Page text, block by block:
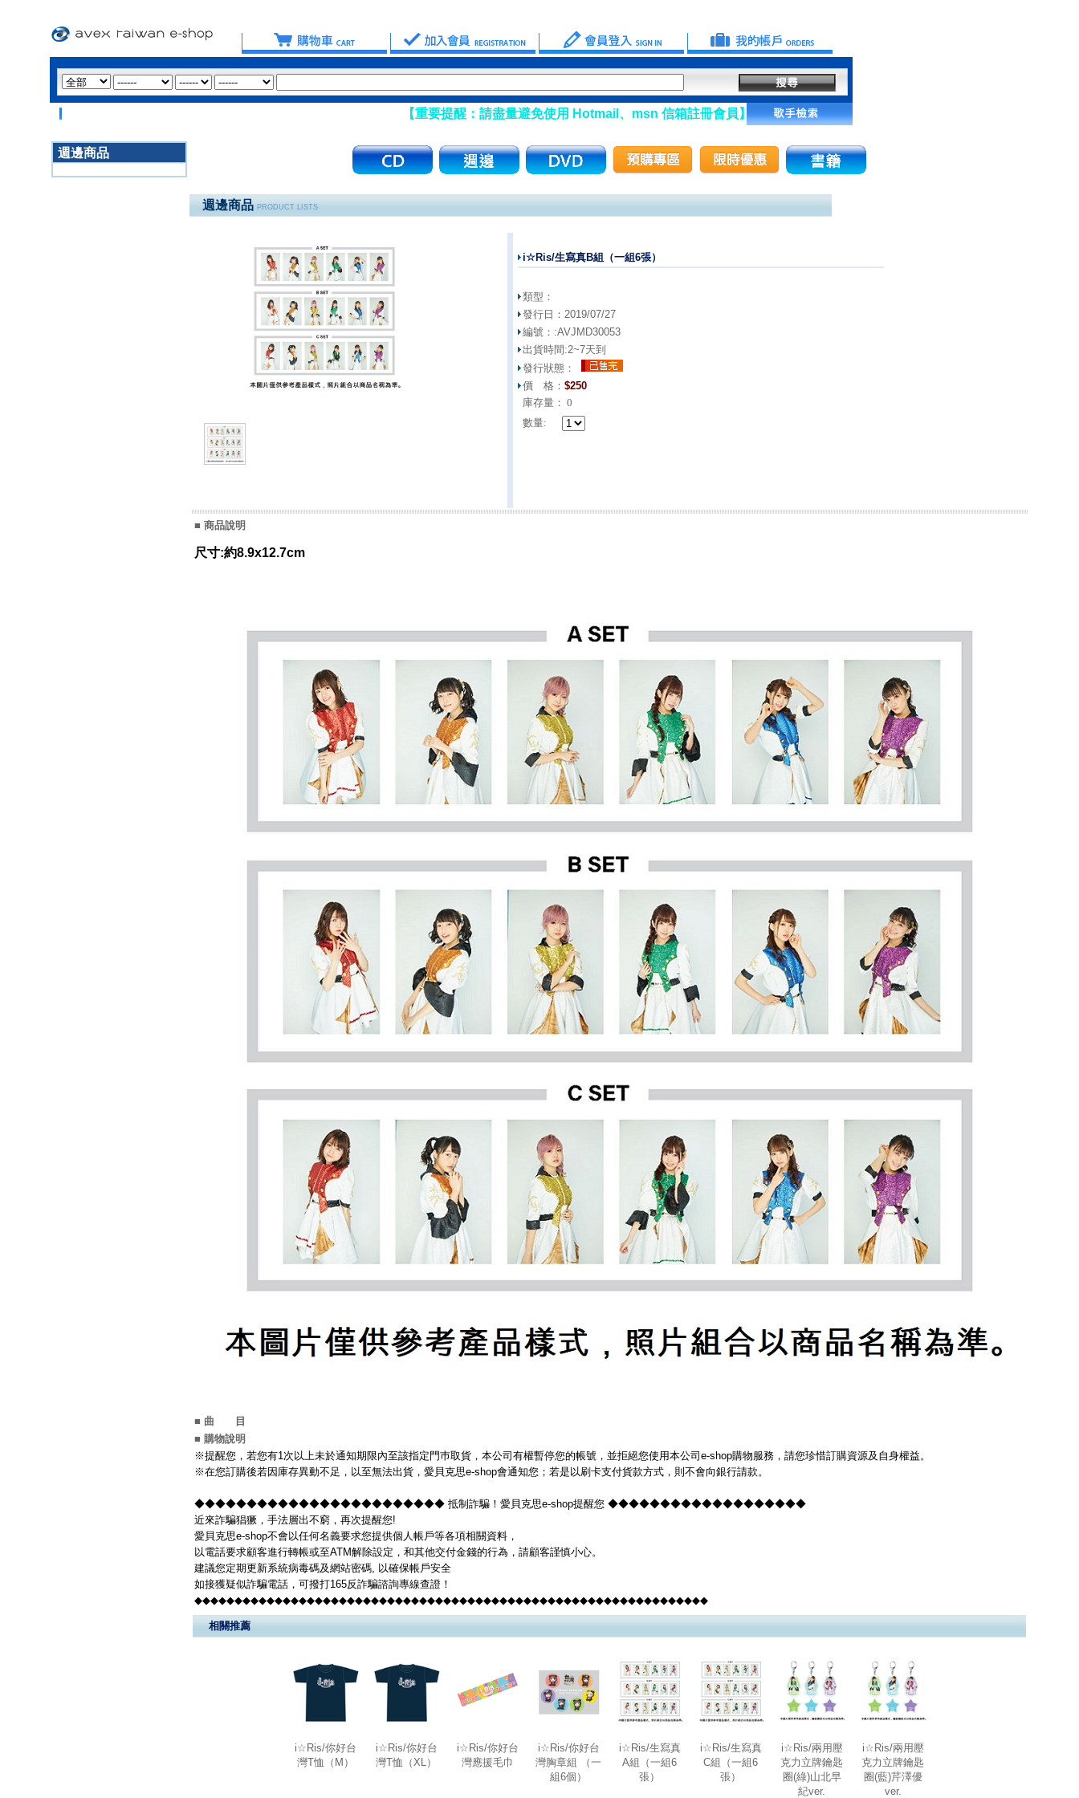
【重要提醒：請盡量避免使用 Hotmail、msn 信箱註冊會員】
週邊商品
週邊商品 PRODUCT LISTS
i☆Ris/生寫真B組（一組6張）
類型：
發行日： 2019/07/27
編號：:AVJMD30053
出貨時間:2~7天到
發行狀態：
價 格： $250
庫存量： 0
數量:
■ 商品說明
尺寸:約8.9x12.7cm
■ 曲 目
■ 購物說明
※提醒您，若您有1次以上未於通知期限內至該指定門巿取貨，本公司有權暫停您的帳號，並拒絕您使用本公司e-shop購物服務，請您珍惜訂購資源及自身權益。
※在您訂購後若因庫存異動不足，以至無法出貨，愛貝克思e-shop會通知您；若是以刷卡支付貨款方式，則不會向銀行請款。
◆◆◆◆◆◆◆◆◆◆◆◆◆◆◆◆◆◆◆◆◆◆◆◆ 抵制詐騙！愛貝克思e-shop提醒您 ◆◆◆◆◆◆◆◆◆◆◆◆◆◆◆◆◆◆◆
近來詐騙猖獗，手法層出不窮，再次提醒您!
愛貝克思e-shop不會以任何名義要求您提供個人帳戶等各項相關資料，
以電話要求顧客進行轉帳或至ATM解除設定，和其他交付金錢的行為，請顧客謹慎小心。
建議您定期更新系統病毒碼及網站密碼, 以確保帳戶安全
如接獲疑似詐騙電話，可撥打165反詐騙諮詢專線查證！
◆◆◆◆◆◆◆◆◆◆◆◆◆◆◆◆◆◆◆◆◆◆◆◆◆◆◆◆◆◆◆◆◆◆◆◆◆◆◆◆◆◆◆◆◆◆◆◆◆◆◆◆◆◆◆◆◆◆◆◆◆◆◆◆
相關推薦
i☆Ris/你好台
灣T恤（M）
i☆Ris/你好台
灣T恤（XL）
i☆Ris/你好台
灣應援毛巾
i☆Ris/你好台
灣胸章組 （一
組6個）
i☆Ris/生寫真
A組（一組6
張）
i☆Ris/生寫真
C組（一組6
張）
i☆Ris/兩用壓
克力立牌鑰匙
圈(綠)山北早
紀ver.
i☆Ris/兩用壓
克力立牌鑰匙
圈(藍)芹澤優
ver.